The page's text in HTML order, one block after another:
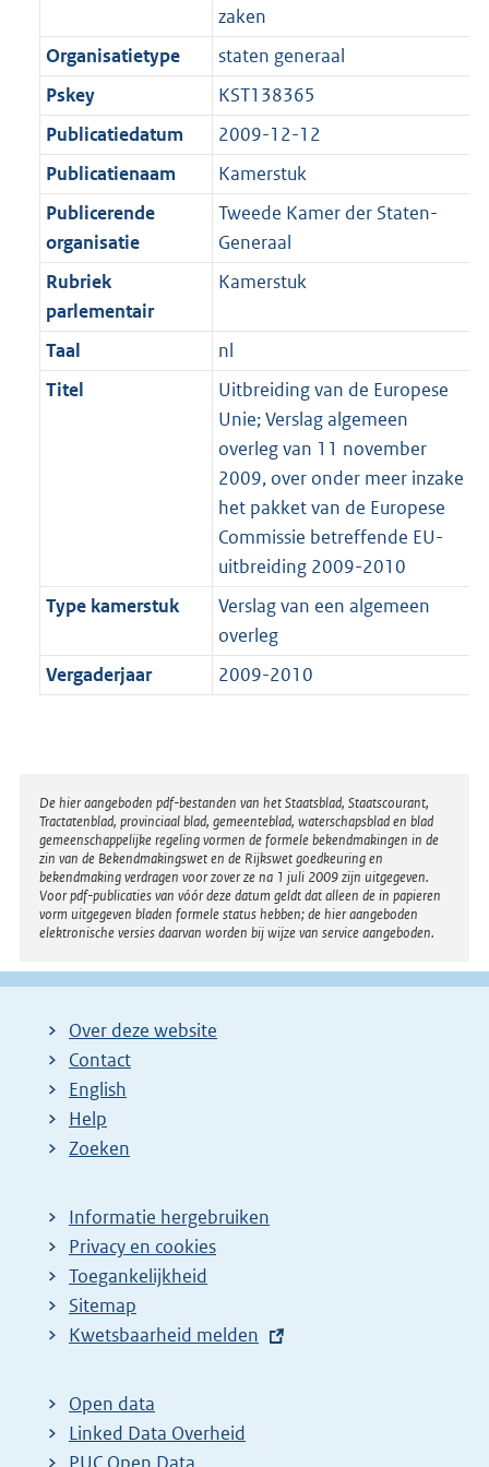
zaken
Organisatietype
staten generaal
Pskey
KST138365
Publicatiedatum
2009-12-12
Publicatienaam
Kamerstuk
Publicerende
organisatie
Tweede Kamer der Staten-
Generaal
Rubriek
parlementair
Kamerstuk
Taal
nl
Titel
Uitbreiding van de Europese
Unie; Verslag algemeen
overleg van 11 november
2009, over onder meer inzake
het pakket van de Europese
Commissie betreffende EU-
uitbreiding 2009-2010
Type kamerstuk
Verslag van een algemeen
overleg
Vergaderjaar
2009-2010
Disclaimer
De hier aangeboden pdf-bestanden van het Staatsblad, Staatscourant,
Tractatenblad, provinciaal blad, gemeenteblad, waterschapsblad en blad
gemeenschappelijke regeling vormen de formele bekendmakingen in de
zin van de Bekendmakingswet en de Rijkswet goedkeuring en
bekendmaking verdragen voor zover ze na 1 juli 2009 zijn uitgegeven.
Voor pdf-publicaties van vóór deze datum geldt dat alleen de in papieren
vorm uitgegeven bladen formele status hebben; de hier aangeboden
elektronische versies daarvan worden bij wijze van service aangeboden.
Over deze website
Contact
English
Help
Zoeken
Informatie hergebruiken
Privacy en cookies
Toegankelijkheid
Sitemap
E
t
e
r
Kwetsbaarheid melden
Open data
Linked Data Overheid
PUC Open Data